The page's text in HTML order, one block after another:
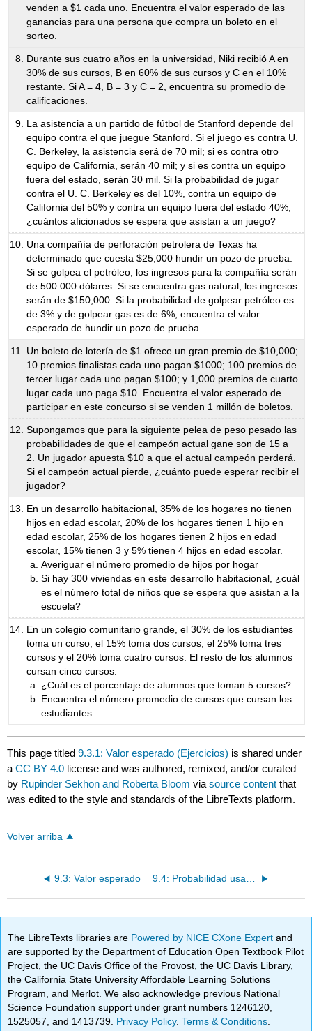
venden a $1 cada uno. Encuentra el valor esperado de las
ganancias para una persona que compra un boleto en el
sorteo.
Durante sus cuatro años en la universidad, Niki recibió A en
30% de sus cursos, B en 60% de sus cursos y C en el 10%
restante. Si A = 4, B = 3 y C = 2, encuentra su promedio de
calificaciones.
La asistencia a un partido de fútbol de Stanford depende del
equipo contra el que juegue Stanford. Si el juego es contra U.
C. Berkeley, la asistencia será de 70 mil; si es contra otro
equipo de California, serán 40 mil; y si es contra un equipo
fuera del estado, serán 30 mil. Si la probabilidad de jugar
contra el U. C. Berkeley es del 10%, contra un equipo de
California del 50% y contra un equipo fuera del estado 40%,
¿cuántos aficionados se espera que asistan a un juego?
Una compañía de perforación petrolera de Texas ha
determinado que cuesta $25,000 hundir un pozo de prueba.
Si se golpea el petróleo, los ingresos para la compañía serán
de 500.000 dólares. Si se encuentra gas natural, los ingresos
serán de $150,000. Si la probabilidad de golpear petróleo es
de 3% y de golpear gas es de 6%, encuentra el valor
esperado de hundir un pozo de prueba.
Un boleto de lotería de $1 ofrece un gran premio de $10,000;
10 premios finalistas cada uno pagan $1000; 100 premios de
tercer lugar cada uno pagan $100; y 1,000 premios de cuarto
lugar cada uno paga $10. Encuentra el valor esperado de
participar en este concurso si se venden 1 millón de boletos.
Supongamos que para la siguiente pelea de peso pesado las
probabilidades de que el campeón actual gane son de 15 a
2. Un jugador apuesta $10 a que el actual campeón perderá.
Si el campeón actual pierde, ¿cuánto puede esperar recibir el
jugador?
En un desarrollo habitacional, 35% de los hogares no tienen
hijos en edad escolar, 20% de los hogares tienen 1 hijo en
edad escolar, 25% de los hogares tienen 2 hijos en edad
escolar, 15% tienen 3 y 5% tienen 4 hijos en edad escolar.
Averiguar el número promedio de hijos por hogar
Si hay 300 viviendas en este desarrollo habitacional, ¿cuál
es el número total de niños que se espera que asistan a la
escuela?
En un colegio comunitario grande, el 30% de los estudiantes
toma un curso, el 15% toma dos cursos, el 25% toma tres
cursos y el 20% toma cuatro cursos. El resto de los alumnos
cursan cinco cursos.
¿Cuál es el porcentaje de alumnos que toman 5 cursos?
Encuentra el número promedio de cursos que cursan los
estudiantes.
This page titled9.3.1: Valor esperado (Ejercicios) is shared under
aCC BY 4.0 license and was authored, remixed, and/or curated
by Rupinder Sekhon and Roberta Bloom viasource content that
was edited to the style and standards of the LibreTexts platform.
Volver arriba
9.3: Valor esperado 9.4: Probabilidad usando diagramas de árbol
The LibreTexts libraries are Powered by NICE CXone Expertand
are supported by the Department of Education Open Textbook Pilot
Project, the UC Davis Office of the Provost, the UC Davis Library,
the California State University Affordable Learning Solutions
Program, and Merlot. We also acknowledge previous National
Science Foundation support under grant numbers 1246120,
1525057, and 1413739. Privacy Policy.Terms & Conditions